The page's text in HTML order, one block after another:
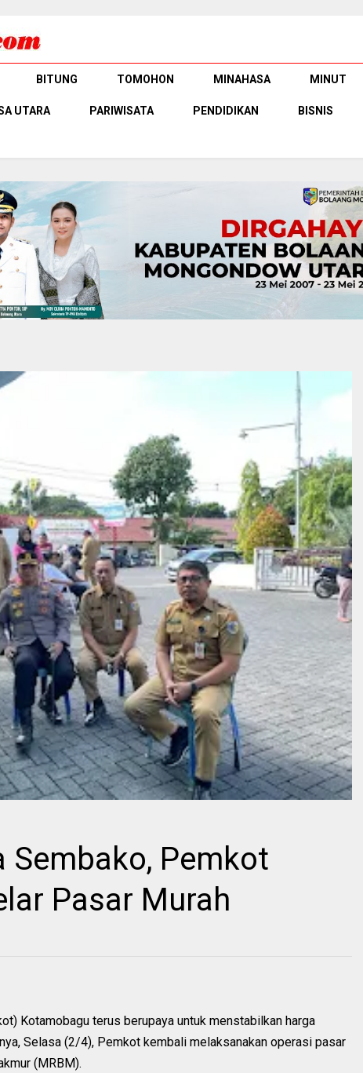
BITUNG TOMOHON MINAHASA MINUT
UTARA PARIWISATA PENDIDIKAN BISNIS
Sembako, Pemkot
Pasar Murah
Kotamobagu terus berupaya untuk menstabilkan harga
Selasa (2/4), Pemkot kembali melaksanakan operasi pasar
(MRBM).